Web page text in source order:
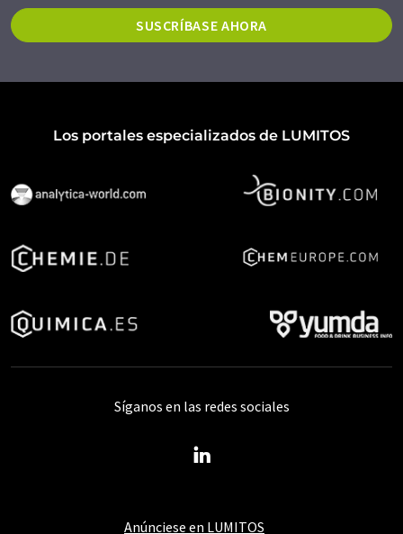
SUSCRÍBASE AHORA
Los portales especializados de LUMITOS
Anúnciese en LUMITOS
Síganos en las redes sociales